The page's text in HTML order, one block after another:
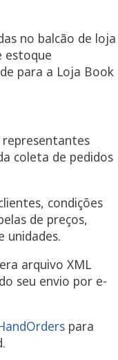
no balcão de loja
estoque
para a Loja Book
coleta de pedidos
condições
de preços,
unidades.
arquivo XML
seu envio por e-
para